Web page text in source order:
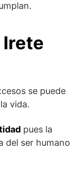
Irete
se puede
vida.
pues la
del ser humano